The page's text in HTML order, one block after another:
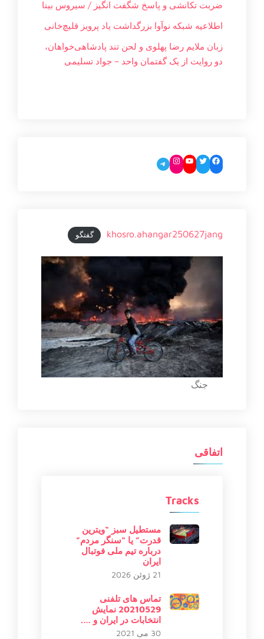
ضربت تکانشی و پاسخ شگفت انگیز / سیروس بینا
اطلاعیه شبکه نوآوا بزرگداشت یاد پرویز قلیچ‌خانی
زبان ملایم‌ رضا پهلوی و لحن تند پادشاهی‌خواهان،
دو روایت از یک گفتمان واحد – جواد تسليمی
Facebook
Twitter
YouTube
Instagram
Telegram
khosro.ahangar250627jang گفتگو
جنگ
اتفاقی
Tracks
مستطیل سبز “ویترین
قدرت” یا “سنگر مردم”
درباره تیم ملی فوتبال
ایران
21 ژوئن 2026
تماس های تلفنی
20210529 نمایش
انتخابات در ایران و ….
30 می 2021